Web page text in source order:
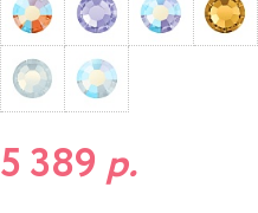
5 389 р.